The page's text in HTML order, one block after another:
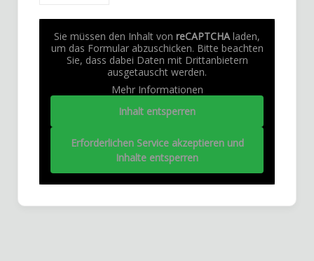
Sie müssen den Inhalt von reCAPTCHAladen,
um das Formular abzuschicken. Bitte beachten
Sie, dass dabei Daten mit Drittanbietern
ausgetauscht werden.
Mehr Informationen
Inhalt entsperren
Erforderlichen Service akzeptieren und
Inhalte entsperren